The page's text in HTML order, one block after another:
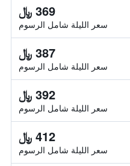
369 ﷼
سعر الليلة شامل الرسوم
387 ﷼
سعر الليلة شامل الرسوم
392 ﷼
سعر الليلة شامل الرسوم
412 ﷼
سعر الليلة شامل الرسوم